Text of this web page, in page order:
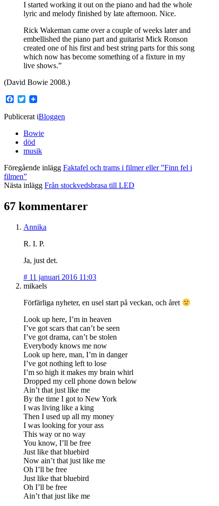
I started working it out on the piano and had the whole
lyric and melody finished by late afternoon. Nice.
Rick Wakeman came over a couple of weeks later and
embellished the piano part and guitarist Mick Ronson
created one of his first and best string parts for this song
which now has become something of a fixture in my
live shows.”
(David Bowie 2008.)
Facebook
Twitter
Publicerat iBloggen
Bowie
död
musik
Föregående inlägg Faktafel och trams i filmer eller ”Finn fel i
filmen”
Nästa inlägg Från stockvedsbrasa till LED
67 kommentarer
Annika
R. I. P.
Ja, just det.
# 11 januari 2016 11:03
mikaels
Förfärliga nyheter, en usel start på veckan, och året
Look up here, I’m in heaven
I’ve got scars that can’t be seen
I’ve got drama, can’t be stolen
Everybody knows me now
Look up here, man, I’m in danger
I’ve got nothing left to lose
I’m so high it makes my brain whirl
Dropped my cell phone down below
Ain’t that just like me
By the time I got to New York
I was living like a king
Then I used up all my money
I was looking for your ass
This way or no way
You know, I’ll be free
Just like that bluebird
Now ain’t that just like me
Oh I’ll be free
Just like that bluebird
Oh I’ll be free
Ain’t that just like me